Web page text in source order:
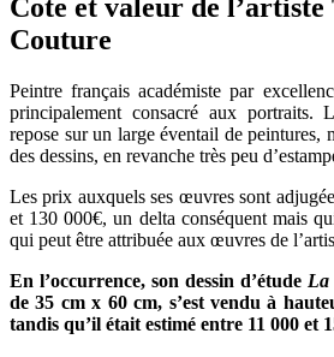
Cote et valeur de l’artiste
Couture
Peintre français académiste par
principalement consacré aux portraits.
repose sur un large éventail de peintures,
des dessins, en revanche très peu
Les prix auxquels ses œuvres sont
et 130 000€, un delta conséquent mais
qui peut être attribuée aux œuvres de
En l’occurrence, son dessin d’étude La
de 35 cm x 60 cm, s’est vendu à
tandis qu’il était estimé entre 11 000 et